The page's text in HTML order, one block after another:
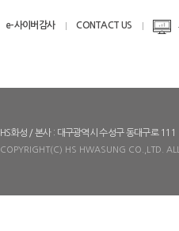
e-사이버감사 CONTACT US
HS화성 / 본사 : 대구광역시 수성구 동대구로 111
COPYRIGHT(C) HS HWASUNG CO.,LTD.